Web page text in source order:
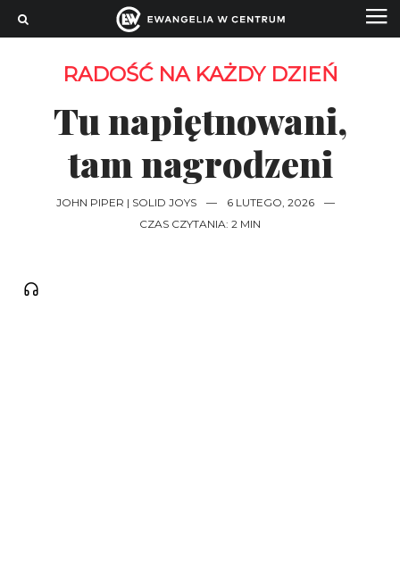
RADOŚĆ NA KAŻDY DZIEŃ
Tu napiętnowani,
tam nagrodzeni
JOHN PIPER | SOLID JOYS — 6 LUTEGO, 2026
—
CZAS CZYTANIA: 2 MIN